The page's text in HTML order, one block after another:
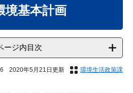
境基本計画
ージ内目次
2020年5月21日更新 環境生活政策課